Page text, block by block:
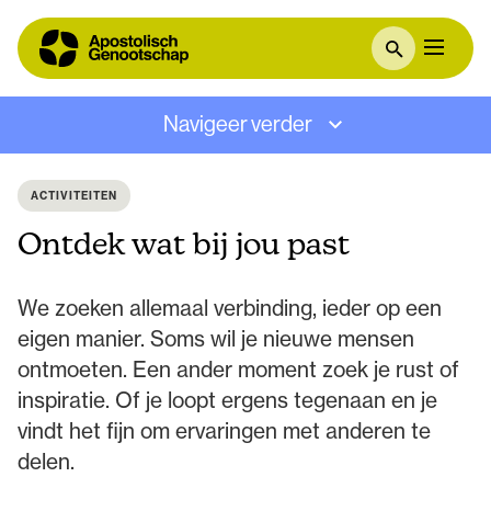
Navigeer verder
ACTIVITEITEN
Ontdek wat bij jou past
We zoeken allemaal verbinding, ieder op een
eigen manier. Soms wil je nieuwe mensen
ontmoeten. Een ander moment zoek je rust of
inspiratie. Of je loopt ergens tegenaan en je
vindt het fijn om ervaringen met anderen te
delen.